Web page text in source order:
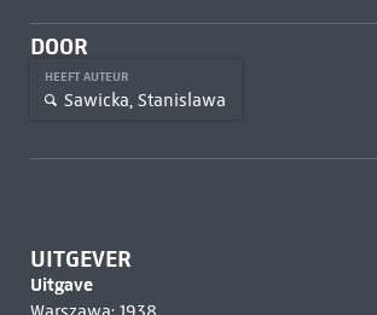
DOOR
HEEFT AUTEUR
Sawicka, Stanislawa
UITGEVER
Uitgave